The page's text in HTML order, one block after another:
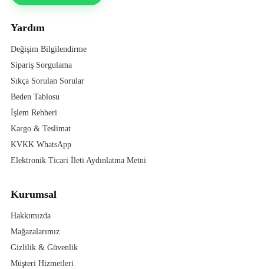
Yardım
Değişim Bilgilendirme
Sipariş Sorgulama
Sıkça Sorulan Sorular
Beden Tablosu
İşlem Rehberi
Kargo & Teslimat
KVKK WhatsApp
Elektronik Ticari İleti Aydınlatma Metni
Kurumsal
Hakkımızda
Mağazalarımız
Gizlilik & Güvenlik
Müşteri Hizmetleri